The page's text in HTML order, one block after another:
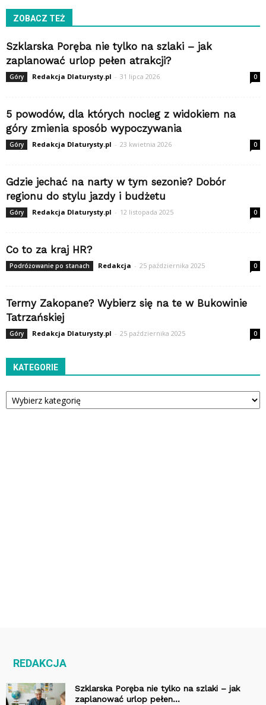
ZOBACZ TEŻ
Szklarska Poręba nie tylko na szlaki – jak
zaplanować urlop pełen atrakcji?
Góry Redakcja Dlaturysty.pl - 31 lipca 2026 0
5 powodów, dla których nocleg z widokiem na
góry zmienia sposób wypoczywania
Góry Redakcja Dlaturysty.pl - 23 kwietnia 2026 0
Gdzie jechać na narty w tym sezonie? Dobór
regionu do stylu jazdy i budżetu
Góry Redakcja Dlaturysty.pl - 12 listopada 2025 0
Co to za kraj HR?
Podróżowanie po stanach Redakcja - 25 października 2025 0
Termy Zakopane? Wybierz się na te w Bukowinie
Tatrzańskiej
Góry Redakcja Dlaturysty.pl - 25 października 2025 0
KATEGORIE
Kategorie
REDAKCJA
Szklarska Poręba nie tylko na szlaki – jak
zaplanować urlop pełen...